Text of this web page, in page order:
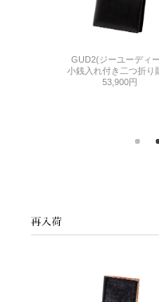
GUD2(ジーユーディ
小銭入れ付き二つ折り
53,900円